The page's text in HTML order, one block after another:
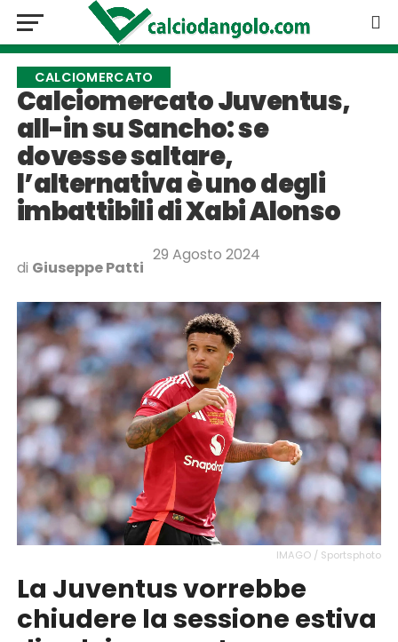
CALCIOMERCATO
Calciomercato Juventus,
all-in su Sancho: se
dovesse saltare,
l’alternativa è uno degli
imbattibili di Xabi Alonso
di Giuseppe Patti
29 Agosto 2024
IMAGO / Sportsphoto
La Juventus vorrebbe
chiudere la sessione estiva